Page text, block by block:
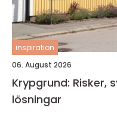
inspiration
06. August 2026
Krypgrund:
lösningar